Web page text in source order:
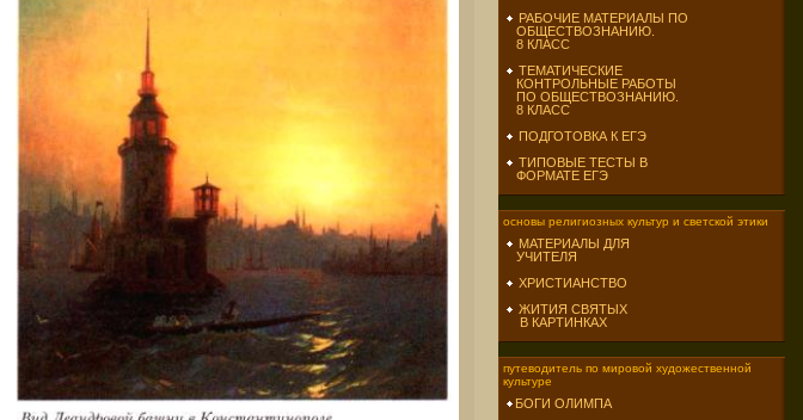
РАБОЧИЕ МАТЕРИАЛЫ ПО
ОБЩЕСТВОЗНАНИЮ.
8 КЛАСС
ТЕМАТИЧЕСКИЕ
КОНТРОЛЬНЫЕ РАБОТЫ
ПО ОБЩЕСТВОЗНАНИЮ.
8 КЛАСС
ПОДГОТОВКА К ЕГЭ
ТИПОВЫЕ ТЕСТЫ В
ФОРМАТЕ ЕГЭ
основы религиозных культур и светской этики
МАТЕРИАЛЫ ДЛЯ
УЧИТЕЛЯ
ХРИСТИАНСТВО
ЖИТИЯ СВЯТЫХ
В КАРТИНКАХ
путеводитель по мировой художественной
культуре
БОГИ ОЛИМПА